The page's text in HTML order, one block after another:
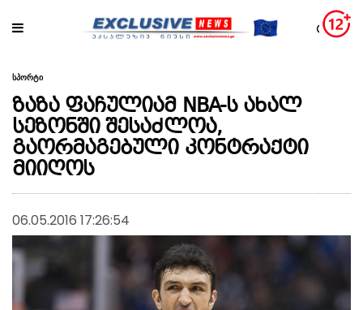
სპორტი
ზაზა ფაჩულიამ NBA-ს ახალ
სეზონში შესაძლოა,
გაორმაგებული კონტრაქტი
მიიღოს
06.05.2016 17:26:54